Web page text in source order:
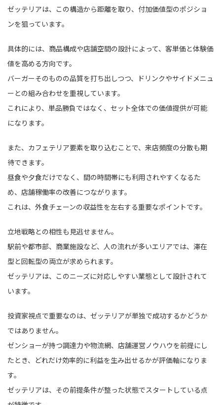
ゼッテリアは、この構造から距離を取り、付加価値型のポジショ
ンを狙っています。
具体的には、商品構成や店舗空間の設計によって、客単価と体験価
値を高める方向です。
バーガーそのものの品質を打ち出しつつ、ドリンクやサイドメニュ
ーとの組み合わせを重視しています。
これにより、単品勝負ではなく、セット全体での価値提供が可能
になります。
また、カフェテリア要素を取り込むことで、来店頻度の分散も期
待できます。
昼食や夕食だけでなく、間の時間帯にも利用されやすくなるた
め、店舗稼働率の改善につながります。
これは、外食チェーンの収益性を左右する重要なポイントです。
立地戦略との相性も見逃せません。
駅前や都市部、商業施設など、人の流れが多いエリアでは、滞在
型と回転型の両立が求められます。
ゼッテリアは、このニーズに対応しやすい業態として設計されて
います。
投資家視点で重要なのは、ゼッテリアが単独で成功するかどうか
ではありません。
ゼンショーが持つ調達力や物流網、店舗運営ノウハウを前提にし
たとき、どれだけ効率的に利益を生み出せるかが評価軸になりま
す。
ゼッテリアは、その前提条件が整った状態でスタートしている点